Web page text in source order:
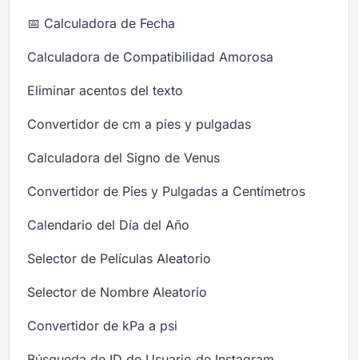
📅 Calculadora de Fecha
Calculadora de Compatibilidad Amorosa
Eliminar acentos del texto
Convertidor de cm a pies y pulgadas
Calculadora del Signo de Venus
Convertidor de Pies y Pulgadas a Centímetros
Calendario del Día del Año
Selector de Películas Aleatorio
Selector de Nombre Aleatorio
Convertidor de kPa a psi